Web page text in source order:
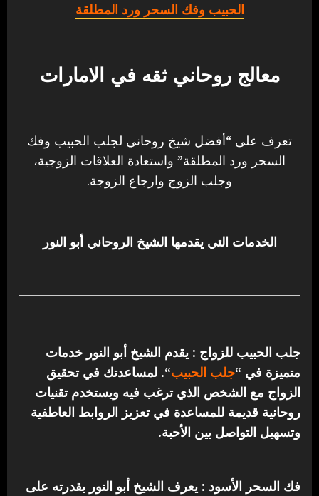
الحبيب وفك السحر ورد المطلقة
معالج روحاني ثقه في الامارات
تعرف على “أفضل شيخ روحاني لجلب الحبيب وفك
السحر ورد المطلقة” واستعادة العلاقات الزوجية،
وجلب الزوج وارجاع الزوجة.
الخدمات التي يقدمها الشيخ الروحاني أبو النور
جلب الحبيب للزواج : يقدم الشيخ أبو النور خدمات
متميزة في “جلب الحبيب“. لمساعدتك في تحقيق
الزواج مع الشخص الذي ترغب فيه ويستخدم تقنيات
روحانية قديمة للمساعدة في تعزيز الروابط العاطفية
وتسهيل التواصل بين الأحبة.
فك السحر الأسود : يعرف الشيخ أبو النور بقدرته على